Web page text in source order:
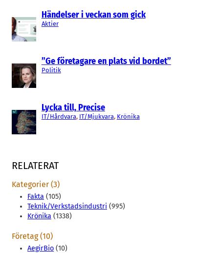
Händelser i veckan som gick
Aktier
”Ge företagare en plats vid bordet”
Politik
Lycka till, Precise
IT/Hårdvara, IT/Mjukvara, Krönika
RELATERAT
Kategorier (3)
Fakta (105)
Teknik/Verkstadsindustri (995)
Krönika (1338)
Företag (10)
AegirBio (10)